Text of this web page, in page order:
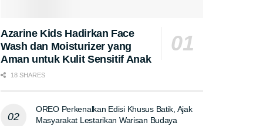
Azarine Kids Hadirkan Face
Wash dan Moisturizer yang
Aman untuk Kulit Sensitif Anak
18 SHARES
OREO Perkenalkan Edisi Khusus Batik, Ajak
Masyarakat Lestarikan Warisan Budaya